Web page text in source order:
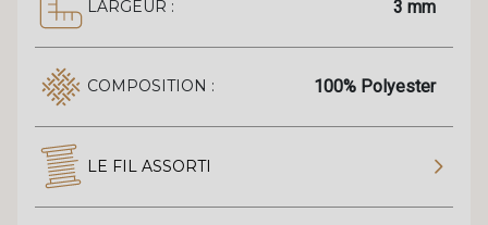
LARGEUR : 3 mm
COMPOSITION : 100% Polyester
LE FIL ASSORTI